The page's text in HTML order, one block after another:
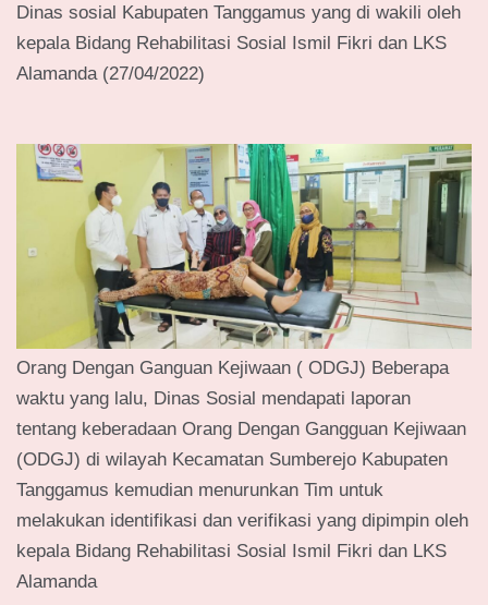
Dinas sosial Kabupaten Tanggamus yang di wakili oleh
kepala Bidang Rehabilitasi Sosial Ismil Fikri dan LKS
Alamanda (27/04/2022)
Orang Dengan Ganguan Kejiwaan ( ODGJ) Beberapa
waktu yang lalu, Dinas Sosial mendapati laporan
tentang keberadaan Orang Dengan Gangguan Kejiwaan
(ODGJ) di wilayah Kecamatan Sumberejo Kabupaten
Tanggamus kemudian menurunkan Tim untuk
melakukan identifikasi dan verifikasi yang dipimpin oleh
kepala Bidang Rehabilitasi Sosial Ismil Fikri dan LKS
Alamanda